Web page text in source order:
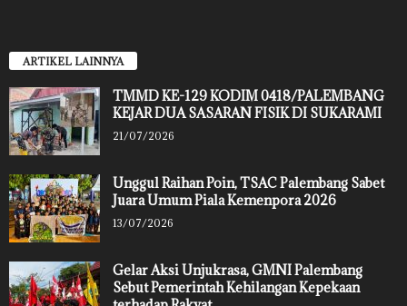
ARTIKEL LAINNYA
TMMD KE-129 KODIM 0418/PALEMBANG
KEJAR DUA SASARAN FISIK DI SUKARAMI
21/07/2026
Unggul Raihan Poin, TSAC Palembang Sabet
Juara Umum Piala Kemenpora 2026
13/07/2026
Gelar Aksi Unjukrasa, GMNI Palembang
Sebut Pemerintah Kehilangan Kepekaan